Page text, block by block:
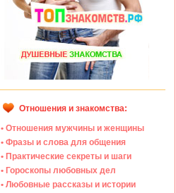
Отношения и знакомства:
• Отношения мужчины и женщины
• Фразы и слова для общения
• Практические секреты и шаги
• Гороскопы любовных дел
• Любовные рассказы и истории